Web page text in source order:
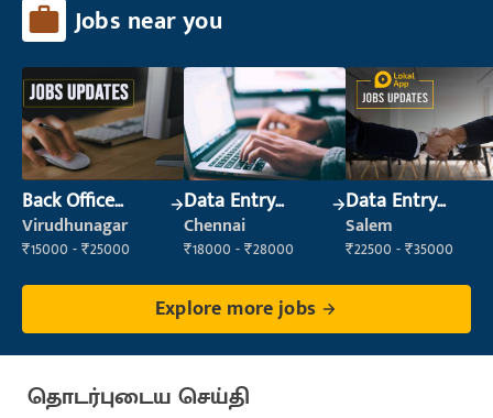
Jobs near you
Back Office
Executive
(Administration)
Virudhunagar
₹15000 - ₹25000
Data Entry
Operator
Chennai
₹18000 - ₹28000
Data Entry
Operator
Salem
₹22500 - ₹35000
Explore more jobs
தொடர்புடைய செய்தி